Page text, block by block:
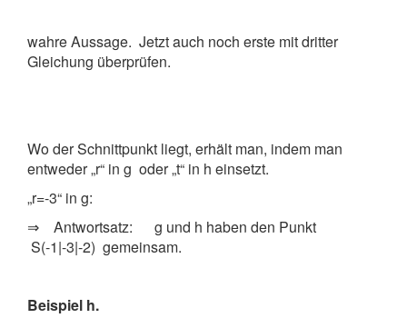
wahre Aussage. Jetzt auch noch erste mit dritter
Gleichung überprüfen.
Wo der Schnittpunkt liegt, erhält man, indem man
entweder „r“ in g oder „t“ in h einsetzt.
„r=-3“ in g:
⇒ Antwortsatz: g und h haben den Punkt
S(-1|-3|-2) gemeinsam.
Beispiel h.